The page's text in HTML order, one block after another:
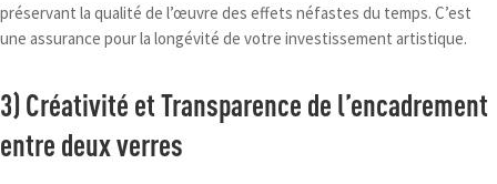
préservant la qualité de l’œuvre des effets néfastes du temps. C’est
une assurance pour la longévité de votre investissement artistique.
3) Créativité et Transparence de l’encadrement
entre deux verres